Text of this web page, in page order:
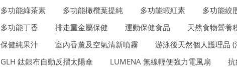
多功能綠茶素
多功能橄欖葉提純 多功能蝦紅素 多功能絞
多功能丁香
排走重金屬保健 運動保健食品 天然食物營養
保健純果汁
室內香薰及空氣清新噴霧
游泳後天然個人護理品
GLH 鈦銀布自動反摺太陽傘
LUMENA 無線輕便強力電風扇